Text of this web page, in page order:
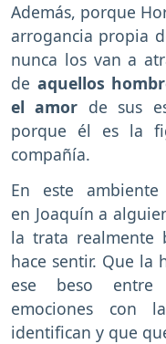
Además, porque
arrogancia propia
nunca los van a
de aquellos
el amor de sus
porque él es la
compañía.
En este
en Joaquín a
la trata
hace sentir. Que la
ese beso entre
emociones con
identifican y que